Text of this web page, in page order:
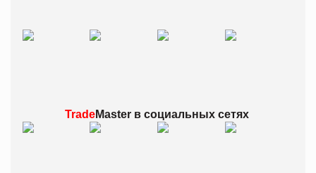
TradeMaster всоциальных сетях